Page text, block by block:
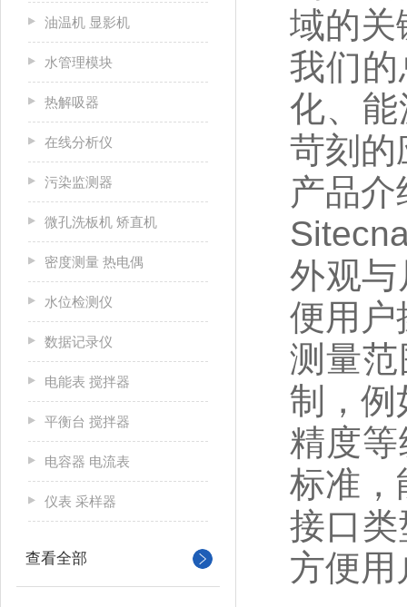
油温机 显影机
水管理模块
热解吸器
在线分析仪
污染监测器
微孔洗板机 矫直机
密度测量 热电偶
水位检测仪
数据记录仪
电能表 搅拌器
平衡台 搅拌器
电容器 电流表
仪表 采样器
查看全部
域的关
我们
化、
苛刻的
产品介
外观
便用户
测量
制，例
精度
标准，
接口
方便用